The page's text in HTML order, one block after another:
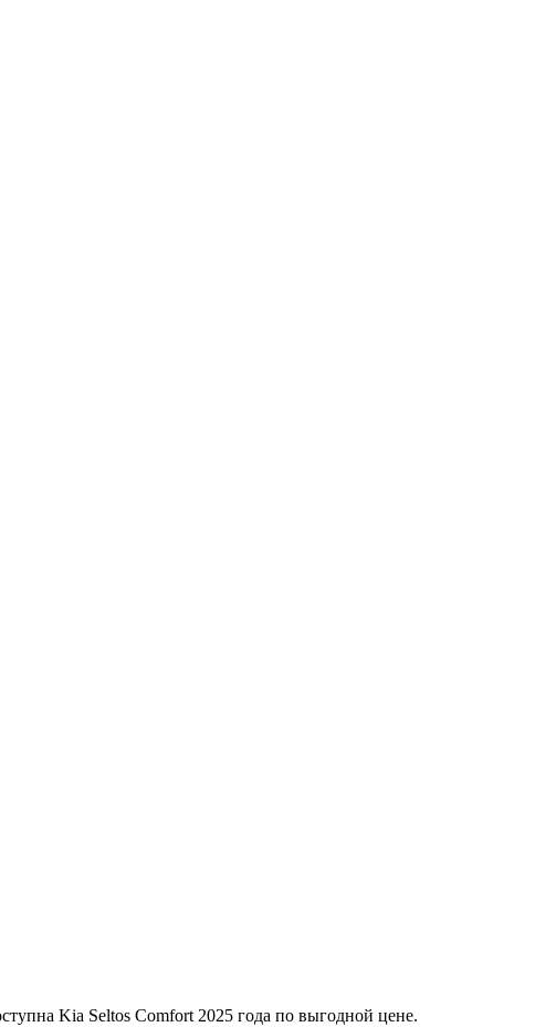
Kia Seltos Comfort 2025 года по выгодной цене.